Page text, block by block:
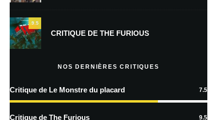
mon prochain commentaire.
Prévenez-moi de tous les nouveaux commentaires par e-mail.
Prévenez-moi de tous les nouveaux articles par e-mail.
En savoir
9.5
CRITIQUE DE THE FURIOUS
NOS DERNIÈRES CRITIQUES
Critique de Le Monstre du placard 7.5
Critique de The Furious 9.5